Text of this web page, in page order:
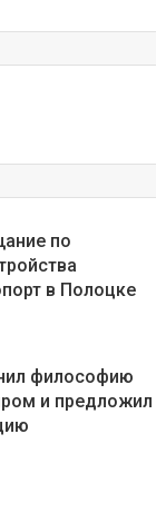
по
в Полоцке
философию
и предложил